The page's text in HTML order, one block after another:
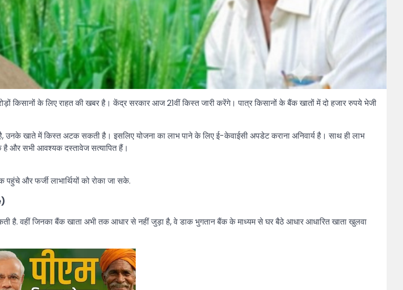
किसानों के लिए राहत की खबर है। केंद्र सरकार आज 21वीं किस्त जारी करेंगे। पात्र किसानों के बैंक खातों में दो हजार रुपये भेजी
खाते में किस्त अटक सकती है। इसलिए योजना का लाभ पाने के लिए ई-केवाईसी अपडेट कराना अनिवार्य है। साथ ही लाभ
है और सभी आवश्यक दस्तावेज सत्यापित हैं।
और फर्जी लाभार्थियों को रोका जा सके.
है. वहीं जिनका बैंक खाता अभी तक आधार से नहीं जुड़ा है, वे डाक भुगतान बैंक के माध्यम से घर बैठे आधार आधारित खाता खुलवा